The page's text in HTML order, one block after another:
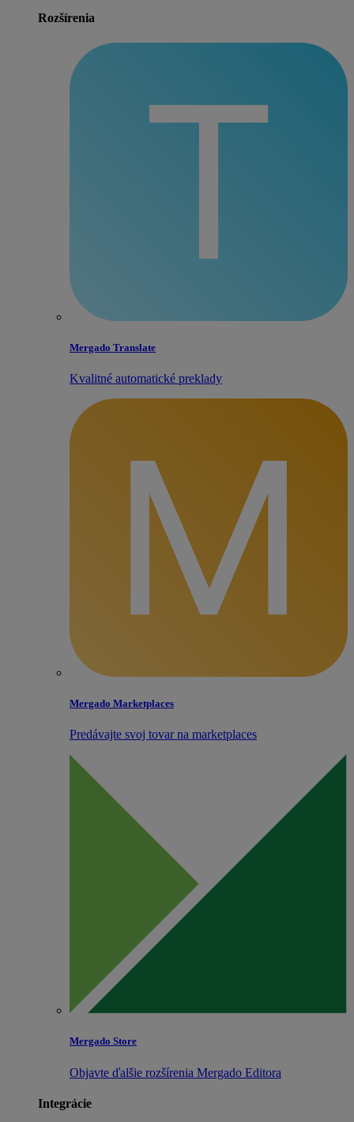
Rozšírenia
Mergado Translate
Kvalitné automatické preklady
Mergado Marketplaces
Predávajte svoj tovar na marketplaces
Mergado Store
Objavte ďalšie rozšírenia Mergado Editora
Integrácie